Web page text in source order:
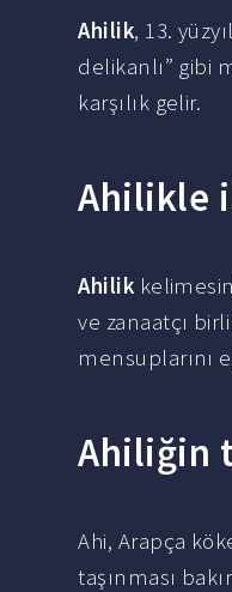
Ahilik, 13.
delikanlı” gibi
karşılık gelir.
Ahilikle
Ahilik
ve zanaatçı
mensuplarını
Ahiliğin
Ahi, Arapça
taşınması